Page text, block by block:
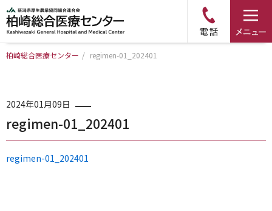
病院について
診療科・部門のご案内
柏崎総合医療センター / regimen-01_202401
2024年01月09日
regimen-01_202401
regimen-01_202401